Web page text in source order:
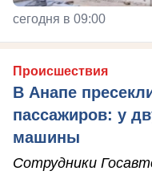
сегодня в 09:00
Происшествия
В Анапе
пассажиров: у
машины
Сотрудники